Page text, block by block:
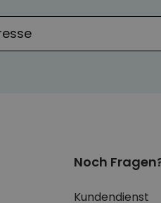
Noch
Kundendienst